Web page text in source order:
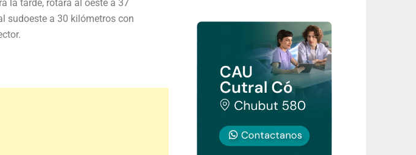
la tarde, rotará al oeste a 37
sudoeste a 30 kilómetros con